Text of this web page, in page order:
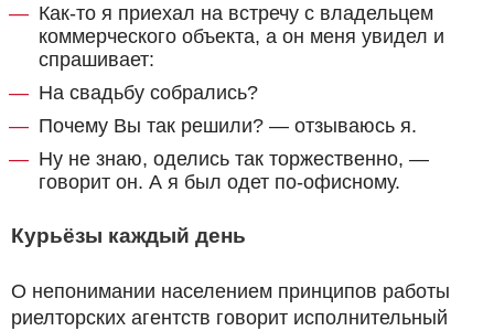
Как-то я приехал на встречу с владельцем
коммерческого объекта, а он меня увидел и
спрашивает:
На свадьбу собрались?
Почему Вы так решили? — отзываюсь я.
Ну не знаю, оделись так торжественно, —
говорит он. А я был одет по-офисному.
Курьёзы каждый день
О непонимании населением принципов работы
риелторских агентств говорит исполнительный